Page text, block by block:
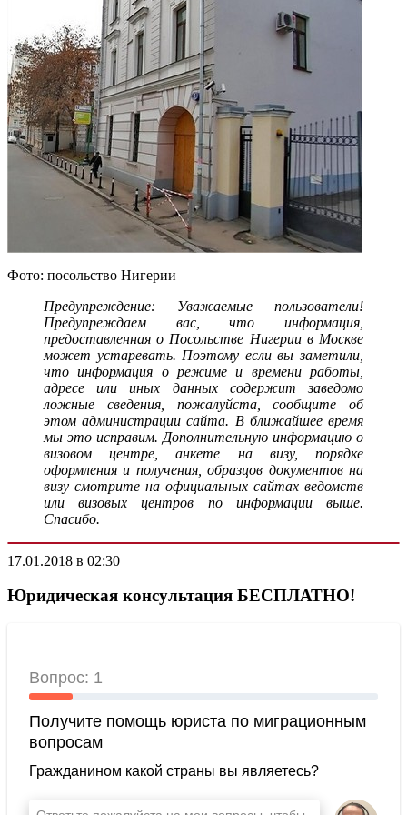
Фото: посольство Нигерии
Предупреждение: Уважаемые пользователи!
Предупреждаем вас, что информация,
предоставленная о Посольстве Нигерии в Москве
может устаревать. Поэтому если вы заметили,
что информация о режиме и времени работы,
адресе или иных данных содержит заведомо
ложные сведения, пожалуйста, сообщите об
этом администрации сайта. В ближайшее время
мы это исправим. Дополнительную информацию о
визовом центре, анкете на визу, порядке
оформления и получения, образцов документов на
визу смотрите на официальных сайтах ведомств
или визовых центров по информации выше.
Спасибо.
17.01.2018 в 02:30
Юридическая консультация БЕСПЛАТНО!